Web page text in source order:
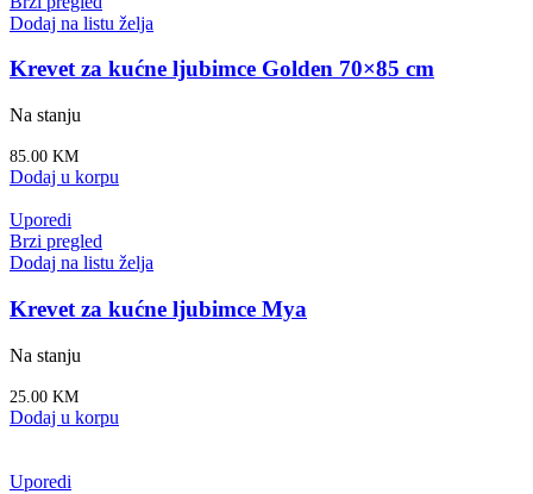
Dodaj na listu želja
Krevet za kućne ljubimce Golden 70×85 cm
Na stanju
85.00 KM
Dodaj u korpu
Uporedi
Brzi pregled
Dodaj na listu želja
Krevet za kućne ljubimce Mya
Na stanju
25.00 KM
Dodaj u korpu
Uporedi